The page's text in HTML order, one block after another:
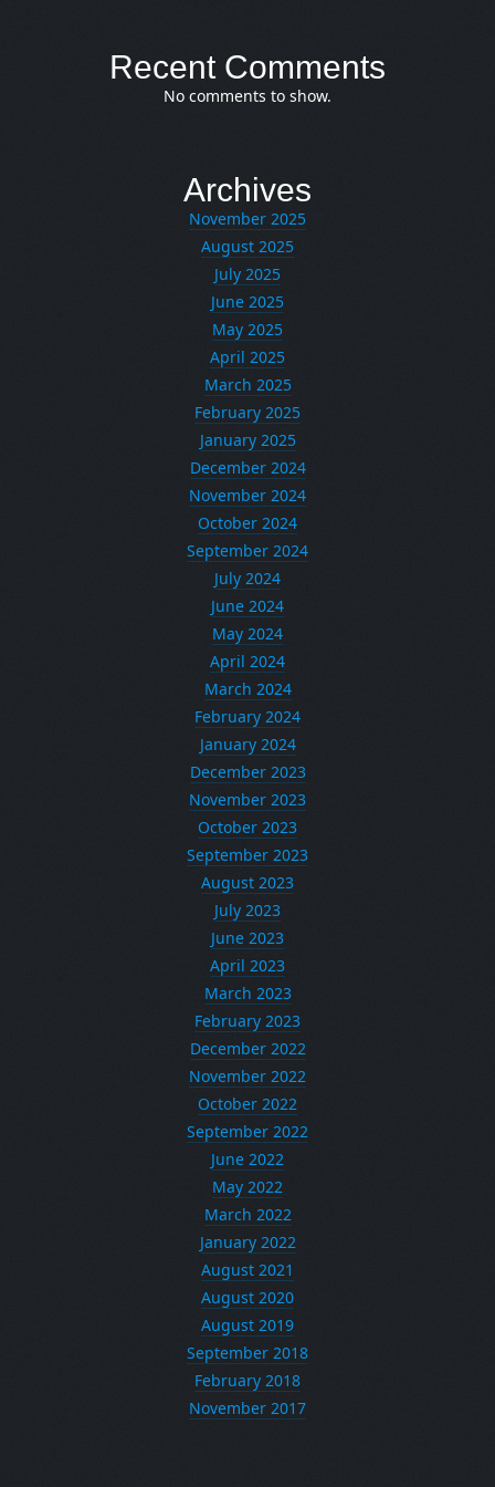
Recent Comments
No comments to show.
Archives
November 2025
August 2025
July 2025
June 2025
May 2025
April 2025
March 2025
February 2025
January 2025
December 2024
November 2024
October 2024
September 2024
July 2024
June 2024
May 2024
April 2024
March 2024
February 2024
January 2024
December 2023
November 2023
October 2023
September 2023
August 2023
July 2023
June 2023
April 2023
March 2023
February 2023
December 2022
November 2022
October 2022
September 2022
June 2022
May 2022
March 2022
January 2022
August 2021
August 2020
August 2019
September 2018
February 2018
November 2017